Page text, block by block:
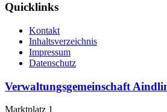
Quicklinks
Kontakt
Inhaltsverzeichnis
Impressum
Datenschutz
Verwaltungsgemeinschaft
Marktplatz 1